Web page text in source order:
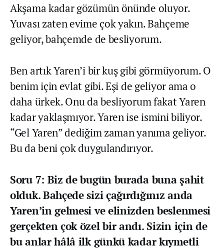
Akşama kadar gözümün önünde oluyor.
Yuvası zaten evime çok yakın. Bahçeme
geliyor, bahçemde de besliyorum.
Ben artık Yaren’i bir kuş gibi görmüyorum. O
benim için evlat gibi. Eşi de geliyor ama o
daha ürkek. Onu da besliyorum fakat Yaren
kadar yaklaşmıyor. Yaren ise ismini biliyor.
“Gel Yaren” dediğim zaman yanıma geliyor.
Bu da beni çok duygulandırıyor.
Soru 7: Biz de bugün burada buna şahit
olduk. Bahçede sizi çağırdığınız anda
Yaren’in gelmesi ve elinizden beslenmesi
gerçekten çok özel bir andı. Sizin için de
bu anlar hâlâ ilk günkü kadar kıymetli